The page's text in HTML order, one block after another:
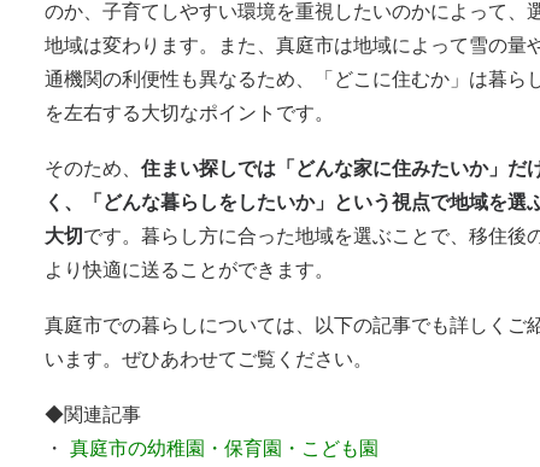
のか、子育てしやすい環境を重視したいのかによって、
地域は変わります。また、真庭市は地域によって雪の量
通機関の利便性も異なるため、「どこに住むか」は暮ら
を左右する大切なポイントです。
そのため、 住まい探しでは「どんな家に住みたいか」だ
く、「どんな暮らしをしたいか」という視点で地域を選
大切 です。暮らし方に合った地域を選ぶことで、移住後
より快適に送ることができます。
真庭市での暮らしについては、以下の記事でも詳しくご
います。ぜひあわせてご覧ください。
◆関連記事
・
真庭市の幼稚園・保育園・こども園